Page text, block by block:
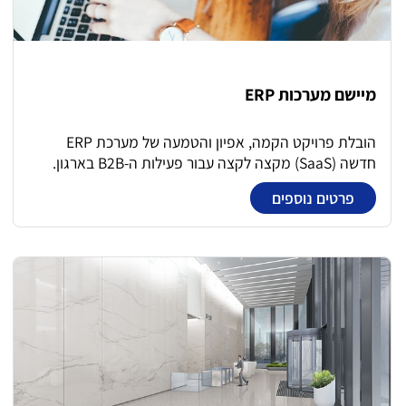
מיישם מערכות ERP
הובלת פרויקט הקמה, אפיון והטמעה של מערכת ERP
חדשה (SaaS) מקצה לקצה עבור פעילות ה-B2B בארגון.
התפקיד משלב יישום מערכת, ניהול ספקים וגורמים
ומחלקות החברה (סחר, כספים, לוגיסטיקה ותפעול). תחומי
שוטף. אפיון תהליכים: מיפוי והגדרת תהליכים עסקיים
ומודולים (מכירות, רכש, לוגיסטיקה, מחסן ופיננסים). ניהול
ממשקים: עבודה מול ספקי 3PL, בתי תוכנה, מערכות
חיצוניות וצוותים גלובליים. תיעוד והדרכה: כתיבת מסמכי
אפיון (פונקציונלי וטכני), נהלי עבודה, מדריכי משתמש
והובלת הדרכות לעובדים. ניהול נתונים: הובלת תהליכי Data
פרטים נוספים